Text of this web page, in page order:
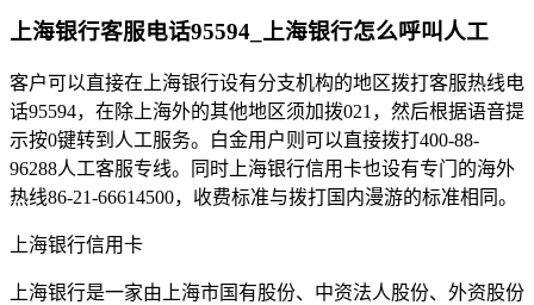
上海银行客服电话95594_上海银行怎么呼叫人工
客户可以直接在上海银行设有分支机构的地区拨打客服热线电
话95594，在除上海外的其他地区须加拨021，然后根据语音提
示按0键转到人工服务。白金用户则可以直接拨打400-88-
96288人工客服专线。同时上海银行信用卡也设有专门的海外
热线86-21-66614500，收费标准与拨打国内漫游的标准相同。
上海银行信用卡
上海银行是一家由上海市国有股份、中资法人股份、外资股份